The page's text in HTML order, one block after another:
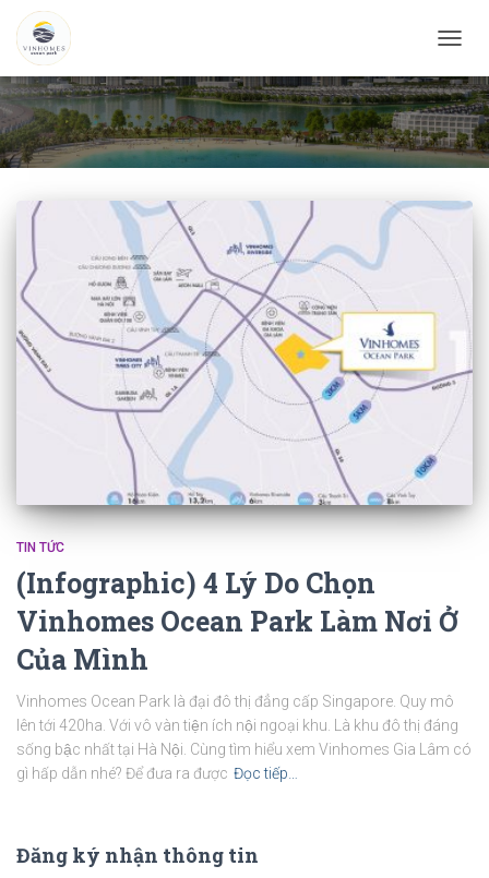
ĐỔI
DANH
MỤC
CHÍNH
TIN TỨC
(Infographic) 4 Lý Do Chọn
Vinhomes Ocean Park Làm Nơi Ở
Của Mình
Vinhomes Ocean Park là đại đô thị đẳng cấp Singapore. Quy mô
lên tới 420ha. Với vô vàn tiện ích nội ngoại khu. Là khu đô thị đáng
sống bậc nhất tại Hà Nội. Cùng tìm hiểu xem Vinhomes Gia Lâm có
gì hấp dẫn nhé? Để đưa ra được Đọc tiếp…
Đăng ký nhận thông tin